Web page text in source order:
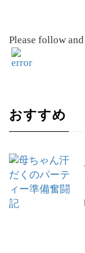
Please follow
おすすめ